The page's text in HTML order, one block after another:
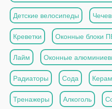
Детские велосипеды
Креветки Оконные блоки
Лайм Оконные
Радиаторы Сода
Тренажеры Алкоголь